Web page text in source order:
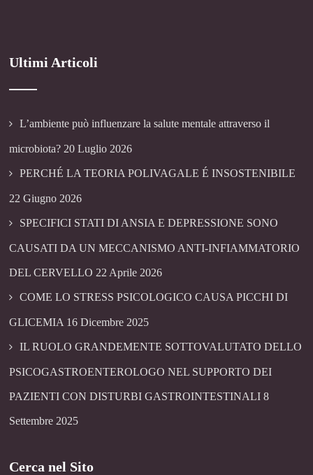
Ultimi Articoli
L’ambiente può influenzare la salute mentale attraverso il
microbiota? 20 Luglio 2026
PERCHÉ LA TEORIA POLIVAGALE É INSOSTENIBILE
22 Giugno 2026
SPECIFICI STATI DI ANSIA E DEPRESSIONE SONO
CAUSATI DA UN MECCANISMO ANTI-INFIAMMATORIO
DEL CERVELLO 22 Aprile 2026
COME LO STRESS PSICOLOGICO CAUSA PICCHI DI
GLICEMIA 16 Dicembre 2025
IL RUOLO GRANDEMENTE SOTTOVALUTATO DELLO
PSICOGASTROENTEROLOGO NEL SUPPORTO DEI
PAZIENTI CON DISTURBI GASTROINTESTINALI 8
Settembre 2025
Cerca nel Sito